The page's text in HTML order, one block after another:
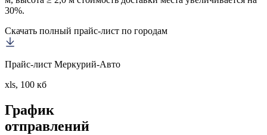
30%.
Скачать полный прайс-лист по городам
Прайс-лист Меркурий-Авто
xls, 100 кб
График
отправлений